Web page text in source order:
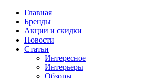
Главная
Бренды
Акции и скидки
Новости
Статьи
Интересное
Интерьеры
Обзоры